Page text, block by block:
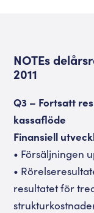
NOTEs
2011
Q3 – Fortsatt
kassaflöde
Finansiell
• Försäljningen
•
resultatet för